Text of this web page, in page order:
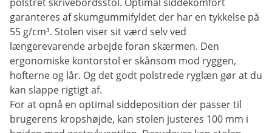
garanteres af skumgummifyldet der har en tykkelse på
55 g/cm³. Stolen viser sit værd selv ved
længerevarende arbejde foran skærmen. Den
ergonomiske kontorstol er skånsom mod ryggen,
hofterne og lår. Og det godt polstrede ryglæn gør at du
kan slappe rigtigt af.
For at opnå en optimal siddeposition der passer til
brugerens kropshøjde, kan stolen justeres 100 mm i